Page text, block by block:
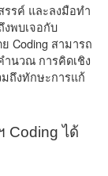
รรค์ และลงมือทำ
งพบเจอกับ
Coding สามารถ
ำนวณ การคิดเชิง
มถึงทักษะการแก้
Coding ได้